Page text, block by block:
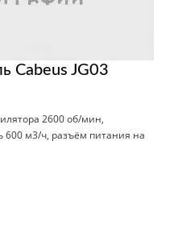
Cabeus JG03
2600 об/мин,
600 м3/ч, разъём питания на